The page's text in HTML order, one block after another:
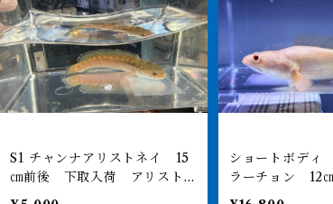
S1 チャンナアリストネイ 15
㎝前後 下取入荷 アリスト
ネイで購入された子
ショートボディ
ラーチョン 12